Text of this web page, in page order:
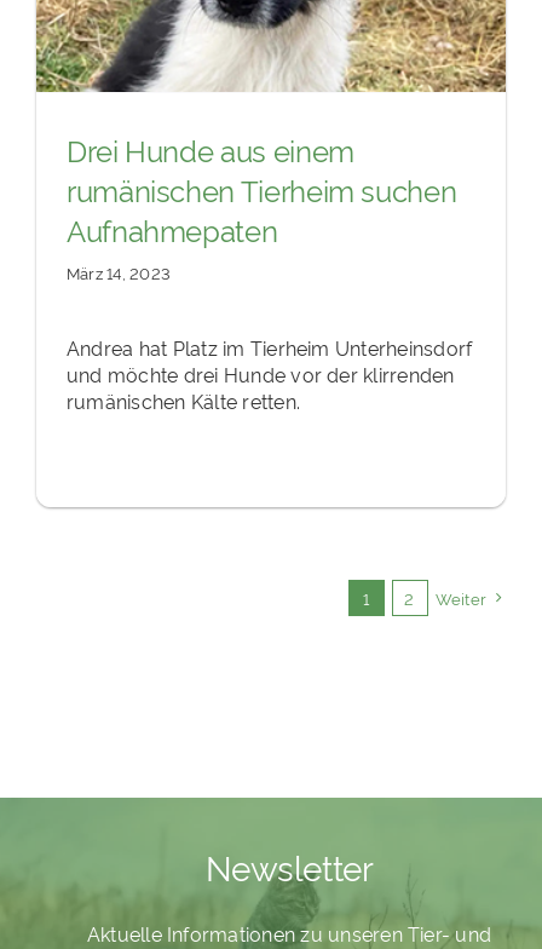
Drei Hunde aus einem
rumänischen Tierheim suchen
Aufnahmepaten
März 14, 2023
Andrea hat Platz im Tierheim Unterheinsdorf
und möchte drei Hunde vor der klirrenden
rumänischen Kälte retten.
1 2 Weiter
Newsletter
Aktuelle Informationen zu unseren Tier- und